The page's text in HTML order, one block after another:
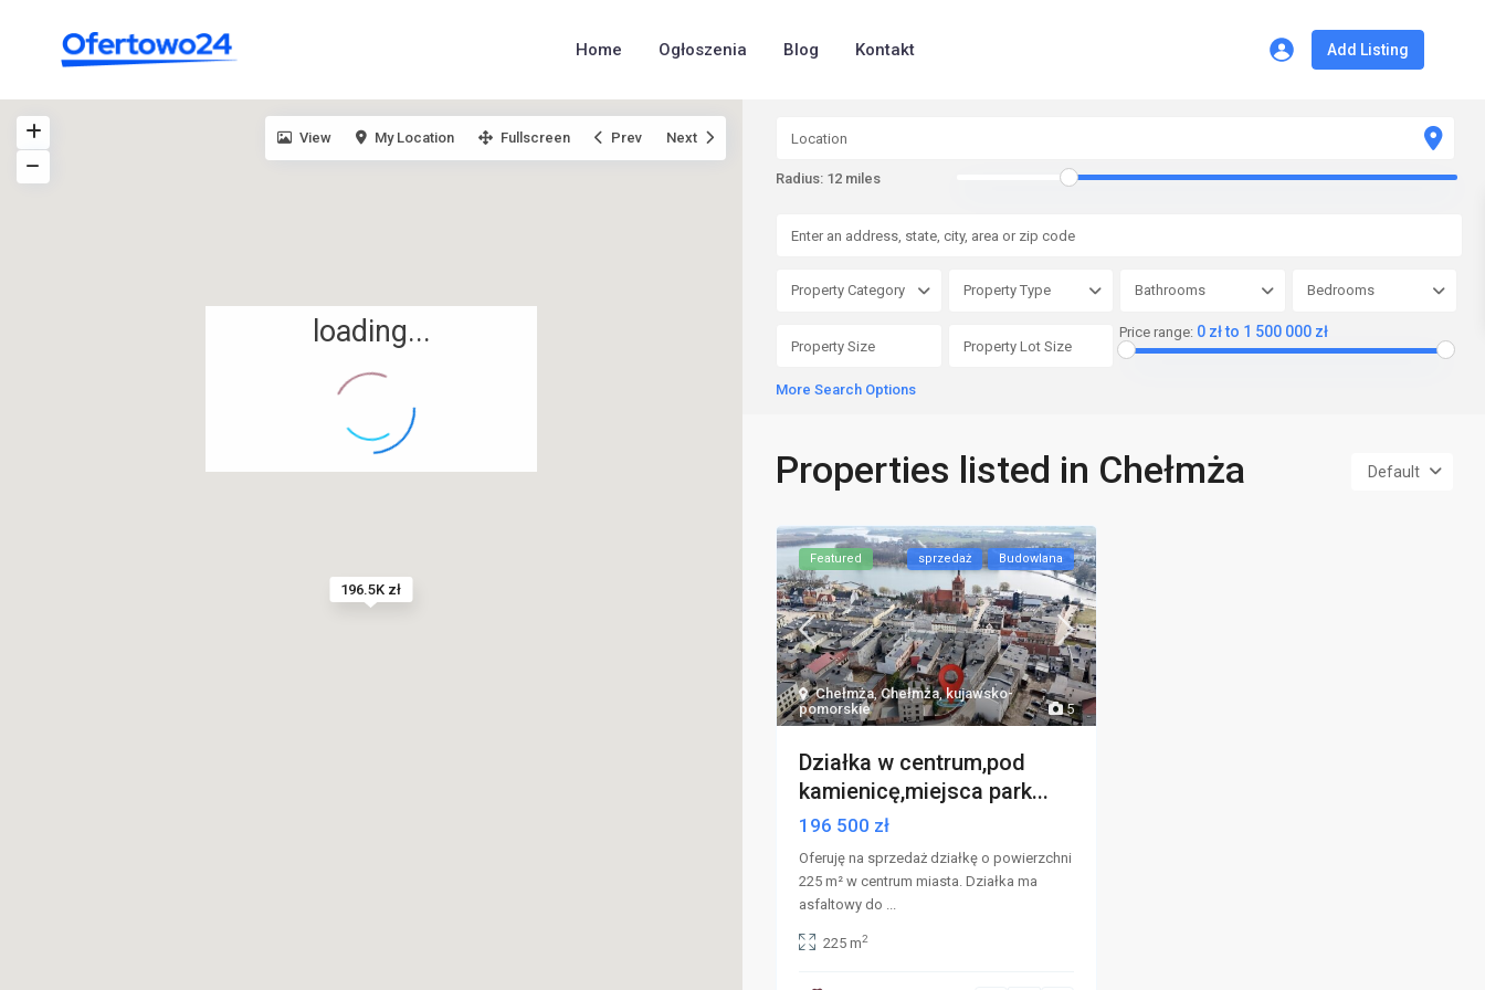
Home Ogłoszenia Blog Kontakt Add Listing
196.5K zł
loading...
View My Location Fullscreen Prev Next
Radius: 12 miles
Property Category Property Type Bathrooms Bedrooms
Price range: 0 zł to 1 500 000 zł
More Search Options
Default
Properties listed in Chełmża
5
Chełmża,Chełmża,kujawsko-
pomorskie
Featured sprzedaż Budowlana
Działka w centrum,pod
kamienicę,miejsca park...
196 500 zł
Oferuję na sprzedaż działkę o powierzchni
225 m² w centrum miasta. Działka ma
asfaltowy do
225 m2